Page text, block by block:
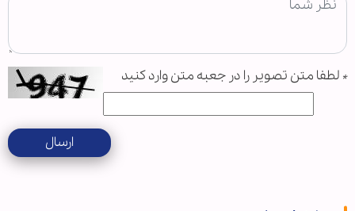
* لطفا متن تصویر را در جعبه متن وارد کنید
ارسال